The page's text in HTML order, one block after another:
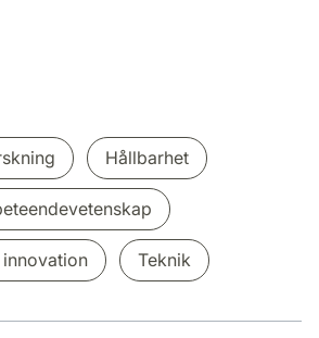
Hållbarhet
Teknik